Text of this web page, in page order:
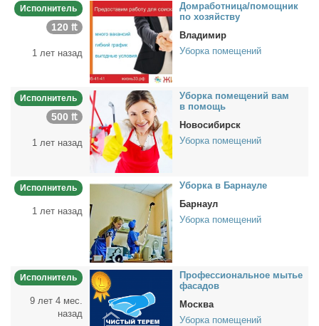
Исполнитель
120 ₶
1 лет назад
Дом­ра­бот­ни­ца/по­мощ­ник
по хо­зяй­ству
Владимир
Уборка помещений
Исполнитель
500 ₶
1 лет назад
Убор­ка по­ме­ще­ний вам
в по­мощь
Новосибирск
Уборка помещений
Исполнитель
1 лет назад
Убор­ка в Бар­нау­ле
Барнаул
Уборка помещений
Исполнитель
9 лет 4 мес.
назад
Про­фес­сио­наль­ное мы­тье
фа­са­дов
Москва
Уборка помещений